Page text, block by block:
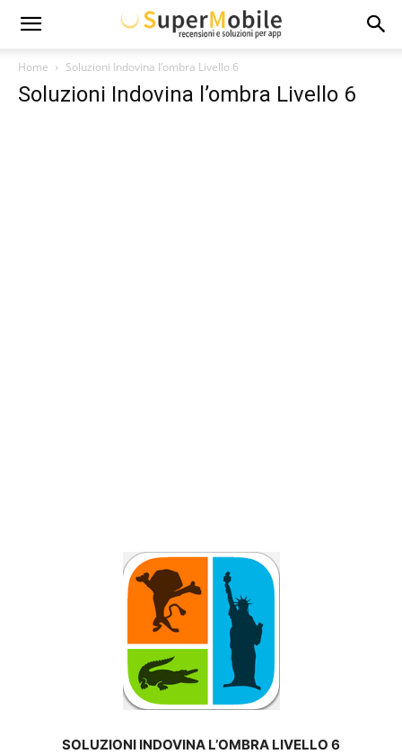
Super
Mobile
Home Soluzioni Indovina l’ombra Livello 6
Soluzioni Indovina l’ombra Livello 6
SOLUZIONI INDOVINA L’OMBRA LIVELLO 6